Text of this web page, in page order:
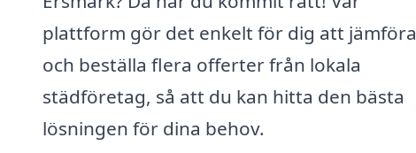
plattform gör det enkelt för dig att jämföra
och beställa flera offerter från lokala
städföretag, så att du kan hitta den bästa
lösningen för dina behov.